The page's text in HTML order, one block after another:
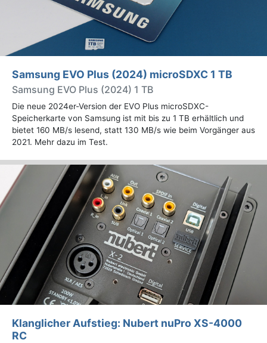
Samsung EVO Plus (2024) microSDXC 1 TB
Samsung EVO Plus (2024) 1 TB
Die neue 2024er-Version der EVO Plus microSDXC-
Speicherkarte von Samsung ist mit bis zu 1 TB erhältlich und
bietet 160 MB/s lesend, statt 130 MB/s wie beim Vorgänger aus
2021. Mehr dazu im Test.
Klanglicher Aufstieg: Nubert nuPro XS-4000
RC